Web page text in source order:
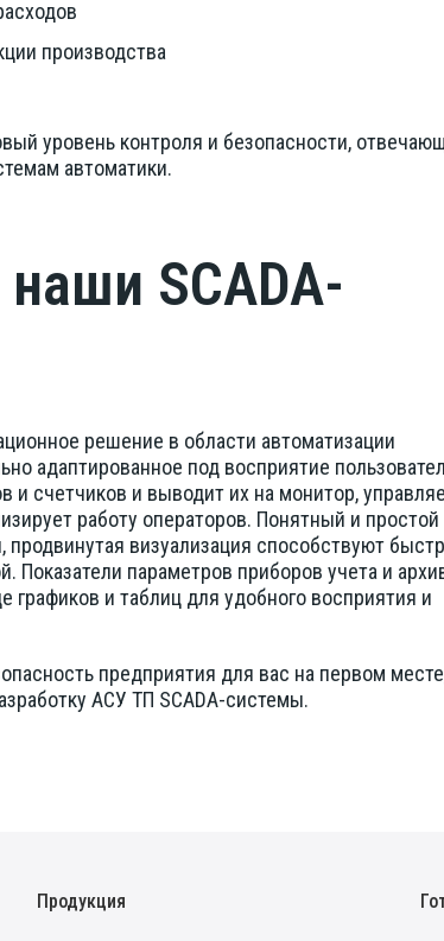
производства
уровень контроля и безопасности,
автоматики.
SCADA-
решение в области автоматизации
адаптированное под восприятие
и счетчиков и выводит их на монитор,
работу операторов. Понятный и простой
визуализация способствуют
Показатели параметров приборов учета и
и таблиц для удобного восприятия и
предприятия для вас на первом
АСУ ТП SCADA-системы.
Продукция